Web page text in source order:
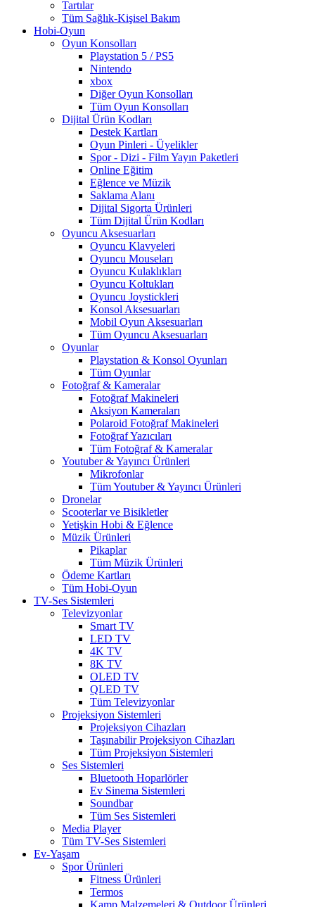
Tartılar
Tüm Sağlık-Kişisel Bakım
Hobi-Oyun
Oyun Konsolları
Playstation 5 / PS5
Nintendo
xbox
Diğer Oyun Konsolları
Tüm Oyun Konsolları
Dijital Ürün Kodları
Destek Kartları
Oyun Pinleri - Üyelikler
Spor - Dizi - Film Yayın Paketleri
Online Eğitim
Eğlence ve Müzik
Saklama Alanı
Dijital Sigorta Ürünleri
Tüm Dijital Ürün Kodları
Oyuncu Aksesuarları
Oyuncu Klavyeleri
Oyuncu Mouseları
Oyuncu Kulaklıkları
Oyuncu Koltukları
Oyuncu Joystickleri
Konsol Aksesuarları
Mobil Oyun Aksesuarları
Tüm Oyuncu Aksesuarları
Oyunlar
Playstation & Konsol Oyunları
Tüm Oyunlar
Fotoğraf & Kameralar
Fotoğraf Makineleri
Aksiyon Kameraları
Polaroid Fotoğraf Makineleri
Fotoğraf Yazıcıları
Tüm Fotoğraf & Kameralar
Youtuber & Yayıncı Ürünleri
Mikrofonlar
Tüm Youtuber & Yayıncı Ürünleri
Dronelar
Scooterlar ve Bisikletler
Yetişkin Hobi & Eğlence
Müzik Ürünleri
Pikaplar
Tüm Müzik Ürünleri
Ödeme Kartları
Tüm Hobi-Oyun
TV-Ses Sistemleri
Televizyonlar
Smart TV
LED TV
4K TV
8K TV
OLED TV
QLED TV
Tüm Televizyonlar
Projeksiyon Sistemleri
Projeksiyon Cihazları
Taşınabilir Projeksiyon Cihazları
Tüm Projeksiyon Sistemleri
Ses Sistemleri
Bluetooth Hoparlörler
Ev Sinema Sistemleri
Soundbar
Tüm Ses Sistemleri
Media Player
Tüm TV-Ses Sistemleri
Ev-Yaşam
Spor Ürünleri
Fitness Ürünleri
Termos
Kamp Malzemeleri & Outdoor Ürünleri